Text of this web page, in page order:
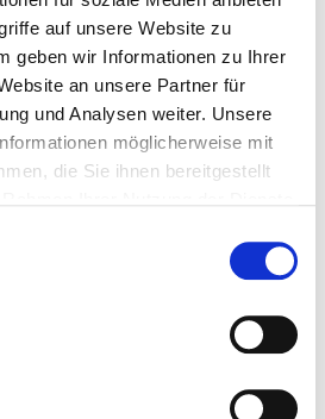
auf unsere Website zu
geben wir Informationen zu Ihrer
an unsere Partner für
und Analysen weiter. Unsere
möglicherweise mit
die Sie ihnen bereitgestellt